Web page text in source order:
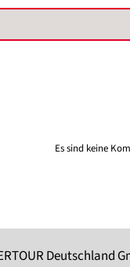
Es sind keine
Deutschland